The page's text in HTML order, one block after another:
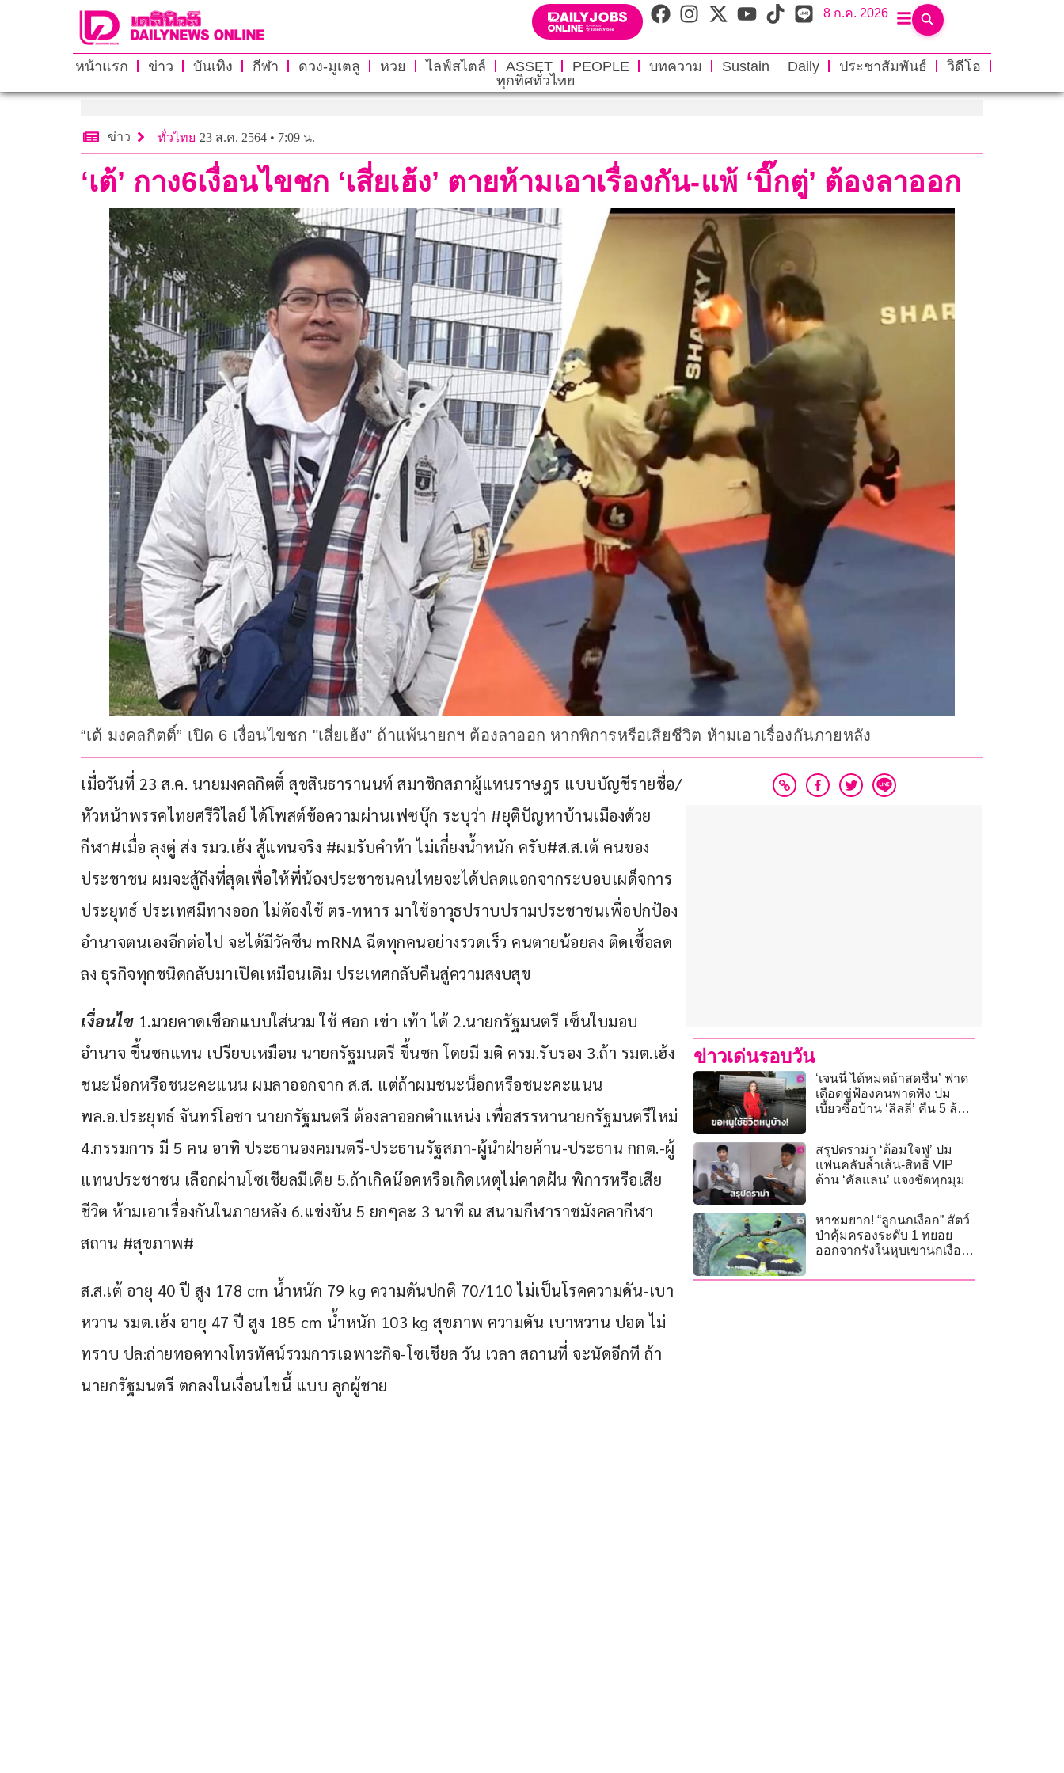
8 ก.ค. 2026
หน้าแรก ข่าว บันเทิง กีฬา ดวง-มูเตลู หวย ไลฟ์สไตล์ ASSET PEOPLE บทความ Sustain Daily ประชาสัมพันธ์
วิดีโอ
ทุกทิศทั่วไทย
ข่าว ทั่วไทย 23 ส.ค. 2564 • 7:09 น.
‘เต้’ กาง6เงื่อนไขชก ‘เสี่ยเฮ้ง’ ตายห้ามเอาเรื่องกัน-แพ้ ‘บิ๊กตู่’ ต้องลาออก
“เต้ มงคลกิตติ์” เปิด 6 เงื่อนไขชก "เสี่ยเฮ้ง" ถ้าแพ้นายกฯ ต้องลาออก หากพิการหรือเสียชีวิต ห้ามเอาเรื่องกันภายหลัง
เมื่อวันที่ 23 ส.ค. นายมงคลกิตติ์ สุขสินธารานนท์ สมาชิกสภาผู้แทนราษฎร แบบบัญชีรายชื่อ/
หัวหน้าพรรคไทยศรีวิไลย์ ได้โพสต์ข้อความผ่านเฟซบุ๊ก ระบุว่า #ยุติปัญหาบ้านเมืองด้วย
กีฬา#เมื่อ ลุงตู่ ส่ง รมว.เฮ้ง สู้แทนจริง #ผมรับคำท้า ไม่เกี่ยงน้ำหนัก ครับ#ส.ส.เต้ คนของ
ประชาชน ผมจะสู้ถึงที่สุดเพื่อให้พี่น้องประชาชนคนไทยจะได้ปลดแอกจากระบอบเผด็จการ
ประยุทธ์ ประเทศมีทางออก ไม่ต้องใช้ ตร-ทหาร มาใช้อาวุธปราบปรามประชาชนเพื่อปกป้อง
อำนาจตนเองอีกต่อไป จะได้มีวัคซีน mRNA ฉีดทุกคนอย่างรวดเร็ว คนตายน้อยลง ติดเชื้อลด
ลง ธุรกิจทุกชนิดกลับมาเปิดเหมือนเดิม ประเทศกลับคืนสู่ความสงบสุข
เงื่อนไข 1.มวยคาดเชือกแบบใส่นวม ใช้ ศอก เข่า เท้า ได้ 2.นายกรัฐมนตรี เซ็นใบมอบ
อำนาจ ขึ้นชกแทน เปรียบเหมือน นายกรัฐมนตรี ขึ้นชก โดยมี มติ ครม.รับรอง 3.ถ้า รมต.เฮ้ง
ชนะน็อกหรือชนะคะแนน ผมลาออกจาก ส.ส. แต่ถ้าผมชนะน็อกหรือชนะคะแนน
พล.อ.ประยุทธ์ จันทร์โอชา นายกรัฐมนตรี ต้องลาออกตำแหน่ง เพื่อสรรหานายกรัฐมนตรีใหม่
4.กรรมการ มี 5 คน อาทิ ประธานองคมนตรี-ประธานรัฐสภา-ผู้นำฝ่ายค้าน-ประธาน กกต.-ผู้
แทนประชาชน เลือกผ่านโซเชียลมีเดีย 5.ถ้าเกิดน๊อคหรือเกิดเหตุไม่คาดฝัน พิการหรือเสีย
ชีวิต ห้ามเอาเรื่องกันในภายหลัง 6.แข่งขัน 5 ยกๆละ 3 นาที ณ สนามกีฬาราชมังคลากีฬา
สถาน #สุขภาพ#
ส.ส.เต้ อายุ 40 ปี สูง 178 cm น้ำหนัก 79 kg ความดันปกติ 70/110 ไม่เป็นโรคความดัน-เบา
หวาน รมต.เฮ้ง อายุ 47 ปี สูง 185 cm น้ำหนัก 103 kg สุขภาพ ความดัน เบาหวาน ปอด ไม่
ทราบ ปล:ถ่ายทอดทางโทรทัศน์รวมการเฉพาะกิจ-โซเชียล วัน เวลา สถานที่ จะนัดอีกที ถ้า
นายกรัฐมนตรี ตกลงในเงื่อนไขนี้ แบบ ลูกผู้ชาย
ข่าวเด่นรอบวัน
‘เจนนี่ ได้หมดถ้าสดชื่น’ ฟาด
เดือดขู่ฟ้องคนพาดพิง ปม
เบี้ยวซื้อบ้าน ‘ลิลลี่’ คืน 5 ล้าน
สรุปดราม่า ‘ด้อมใจฟู’ ปม
แฟนคลับล้ำเส้น-สิทธิ VIP
ด้าน ‘คัลแลน’ แจงชัดทุกมุม
หาชมยาก! “ลูกนกเงือก” สัตว์
ป่าคุ้มครองระดับ 1 ทยอย
ออกจากรังในหุบเขานกเงือก